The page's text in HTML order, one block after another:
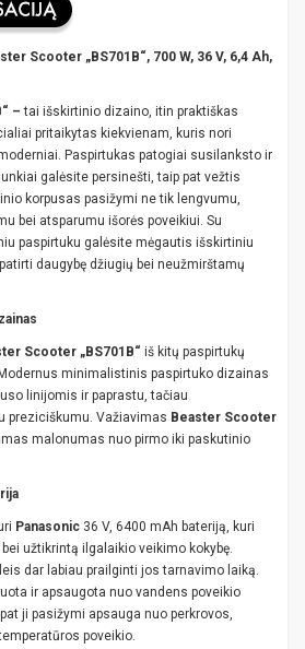
Scooter „BS701B“, 700 W, 36 V, 6,4 Ah,
– tai išskirtinio dizaino, itin praktiškas
pritaikytas kiekvienam, kuris nori
Paspirtukas patogiai susilanksto ir
galėsite persinešti, taip pat vežtis
korpusas pasižymi ne tik lengvumu,
bei atsparumu išorės poveikiui. Su
paspirtuku galėsite mėgautis išskirtiniu
daugybę džiugių bei neužmirštamų
Scooter „BS701B“ iš kitų paspirtukų
minimalistinis paspirtuko dizainas
linijomis ir paprastu, tačiau
preziciškumu. Važiavimas Beaster Scooter
malonumas nuo pirmo iki paskutinio
Panasonic 36 V, 6400 mAh bateriją, kuri
užtikrintą ilgalaikio veikimo kokybę.
dar labiau prailginti jos tarnavimo laiką.
ir apsaugota nuo vandens poveikio
ji pasižymi apsauga nuo perkrovos,
poveikio.